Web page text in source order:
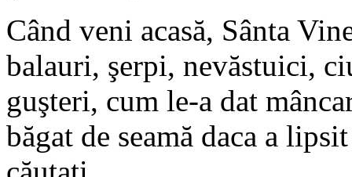
Când veni acasă, Sânta
balauri, şerpi, nevăstuici,
guşteri, cum le-a dat
băgat de seamă daca a